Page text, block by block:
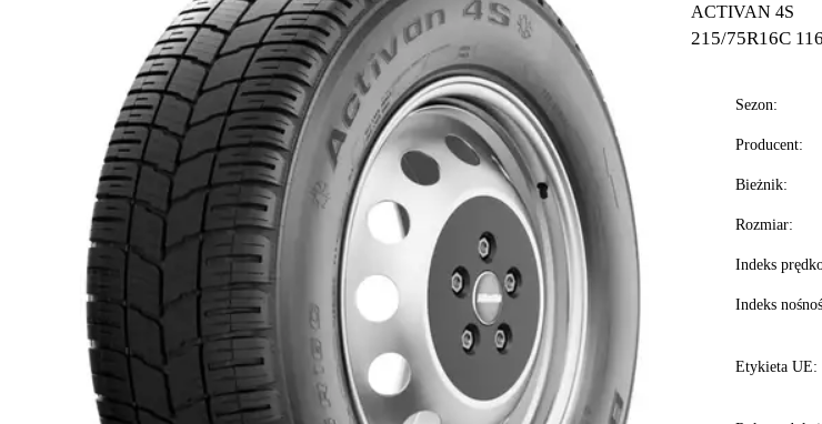
ACTIVAN 4S
215/75R16C
Sezon:
Producent:
Bieżnik:
Rozmiar:
Indeks
Indeks
Etykieta UE: